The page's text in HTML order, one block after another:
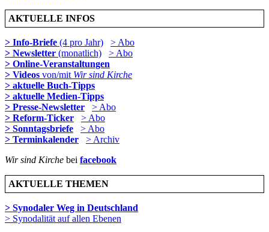
AKTUELLE INFOS
> Info-Briefe (4 pro Jahr)
> Abo
> Newsletter (monatlich)
> Abo
> Online-Veranstaltungen
> Videos von/mit Wir sind Kirche
> aktuelle Buch-Tipps
> aktuelle Medien-Tipps
> Presse-Newsletter
> Abo
> Reform-Ticker
> Abo
> Sonntagsbriefe
> Abo
> Terminkalender
> Archiv
Wir sind Kirche bei facebook
AKTUELLE THEMEN
> Synodaler Weg in Deutschland
> Synodalität auf allen Ebenen